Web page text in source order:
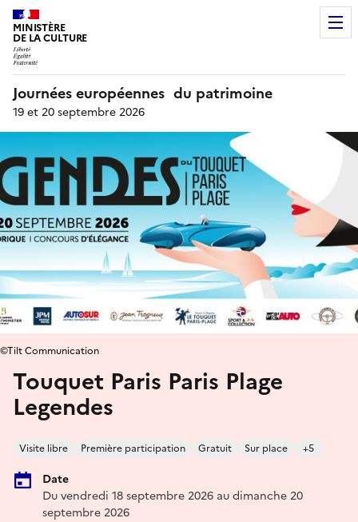
MINISTÈRE
DE LA CULTURE
Journées européennes du patrimoine
19 et 20 septembre 2026
Touquet Paris Paris Plage
Legendes
Visite libre Première participation Gratuit Sur place +5
Date
Du vendredi 18 septembre 2026 au dimanche 20
septembre 2026
©Tilt Communication